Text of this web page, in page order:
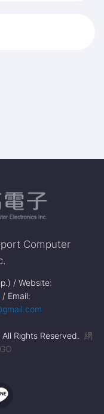
Computer
/ Website:
/ Email:
Rights Reserved. 網